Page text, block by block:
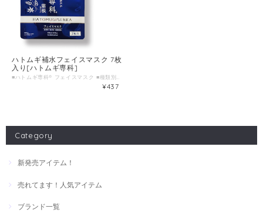
ハトムギ補水フェイスマスク 7枚
入り[ハトムギ専科]
¥437
Category
新発売アイテム！
売れてます！人気アイテム
ブランド一覧